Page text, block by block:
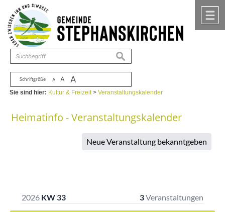
Zum Inhalt ,zur Navigation
Schriftgröße A A A
suchen
Sie sind hier: Kultur & Freizeit>Veranstaltungskalender
Heimatinfo - Veranstaltungskalender